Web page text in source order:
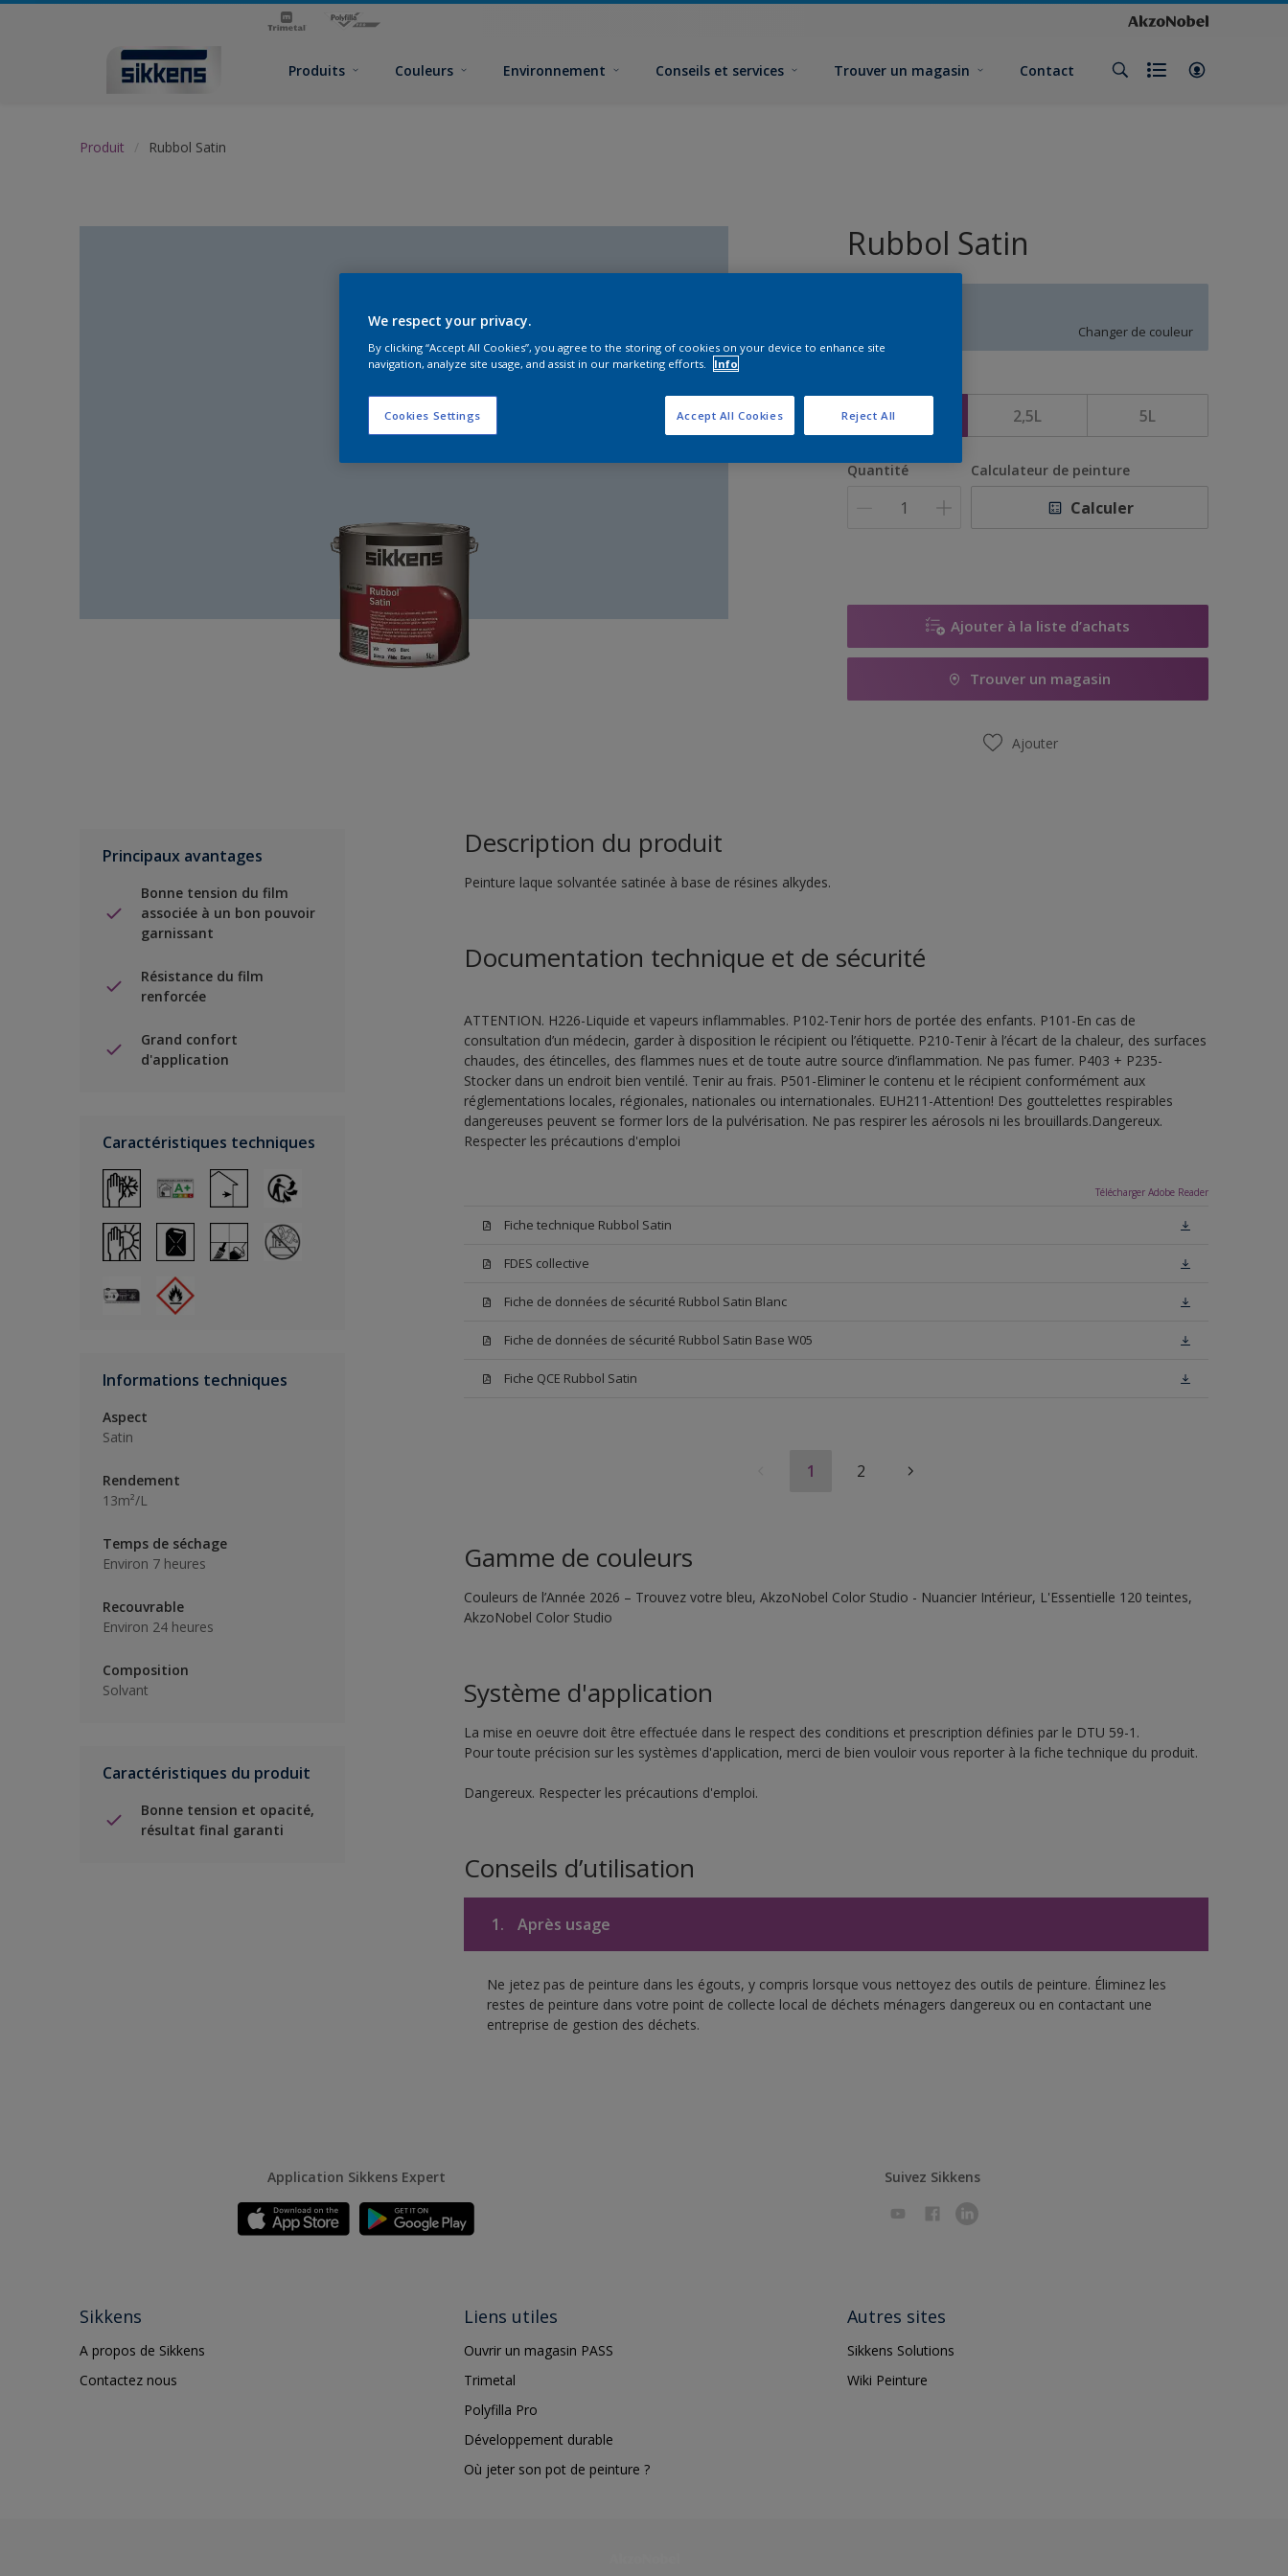
Produits Couleurs Environnement Conseils et services Trouver un magasin Contact
Produit Rubbol Satin
Rubbol Satin
Changer de couleur
2,5L 5L
Quantité Calculateur de peinture
Calculer
Ajouter à la liste d’achats
Trouver un magasin
Ajouter
Principaux avantages
Bonne tension du film
associée à un bon pouvoir
garnissant
Résistance du film
renforcée
Grand confort
d'application
Caractéristiques techniques
Informations techniques
Aspect
Satin
Rendement
13m²/L
Temps de séchage
Environ 7 heures
Recouvrable
Environ 24 heures
Composition
Solvant
Caractéristiques du produit
Bonne tension et opacité,
résultat final garanti
Description du produit
Peinture laque solvantée satinée à base de résines alkydes.
Documentation technique et de sécurité
ATTENTION. H226-Liquide et vapeurs inflammables. P102-Tenir hors de portée des enfants. P101-En cas de
consultation d’un médecin, garder à disposition le récipient ou l’étiquette. P210-Tenir à l’écart de la chaleur, des surfaces
chaudes, des étincelles, des flammes nues et de toute autre source d’inflammation. Ne pas fumer. P403 + P235-
Stocker dans un endroit bien ventilé. Tenir au frais. P501-Eliminer le contenu et le récipient conformément aux
réglementations locales, régionales, nationales ou internationales. EUH211-Attention! Des gouttelettes respirables
dangereuses peuvent se former lors de la pulvérisation. Ne pas respirer les aérosols ni les brouillards.Dangereux.
Respecter les précautions d'emploi
Télécharger Adobe Reader
Fiche technique Rubbol Satin
FDES collective
Fiche de données de sécurité Rubbol Satin Blanc
Fiche de données de sécurité Rubbol Satin Base W05
Fiche QCE Rubbol Satin
1 2
Gamme de couleurs
Couleurs de l’Année 2026 – Trouvez votre bleu, AkzoNobel Color Studio - Nuancier Intérieur, L'Essentielle 120 teintes,
AkzoNobel Color Studio
Système d'application
La mise en oeuvre doit être effectuée dans le respect des conditions et prescription définies par le DTU 59-1.
Pour toute précision sur les systèmes d'application, merci de bien vouloir vous reporter à la fiche technique du produit.
Dangereux. Respecter les précautions d'emploi.
Conseils d’utilisation
1. Après usage
Ne jetez pas de peinture dans les égouts, y compris lorsque vous nettoyez des outils de peinture. Éliminez les
restes de peinture dans votre point de collecte local de déchets ménagers dangereux ou en contactant une
entreprise de gestion des déchets.
Application Sikkens Expert Suivez Sikkens
Sikkens
A propos de Sikkens
Contactez nous
Liens utiles
Ouvrir un magasin PASS
Trimetal
Polyfilla Pro
Développement durable
Où jeter son pot de peinture ?
Autres sites
Sikkens Solutions
Wiki Peinture
We respect your privacy.
By clicking “Accept All Cookies”, you agree to the storing of cookies on your device to enhance site
navigation, analyze site usage, and assist in our marketing efforts.
Info
Cookies Settings Reject All
Accept All Cookies